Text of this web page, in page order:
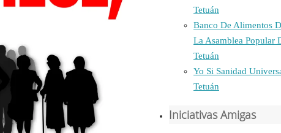
Tetuán
Banco De Alimentos
La Asamblea Popular
Tetuán
Yo Si Sanidad
Tetuán
Iniciativas Amigas